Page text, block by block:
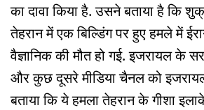
का दावा किया है. उसने बताया है कि
तेहरान में एक बिल्डिंग पर हुए हमले में
वैज्ञानिक की मौत हो गई. इजरायल के
और कुछ दूसरे मीडिया चैनल को
बताया कि ये हमला तेहरान के गीशा